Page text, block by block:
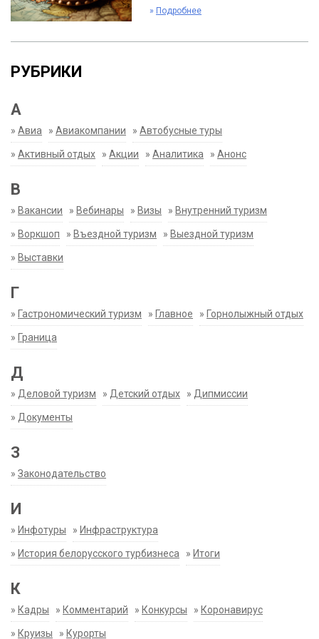
» Подробнее
РУБРИКИ
А
» Авиа » Авиакомпании » Автобусные туры
» Активный отдых » Акции » Аналитика » Анонс
В
» Вакансии » Вебинары » Визы » Внутренний туризм
» Воркшоп » Въездной туризм » Выездной туризм
» Выставки
Г
» Гастрономический туризм » Главное » Горнолыжный отдых
» Граница
Д
» Деловой туризм » Детский отдых » Дипмиссии
» Документы
З
» Законодательство
И
» Инфотуры » Инфраструктура
» История белорусского турбизнеса » Итоги
К
» Кадры » Комментарий » Конкурсы » Коронавирус
» Круизы » Курорты